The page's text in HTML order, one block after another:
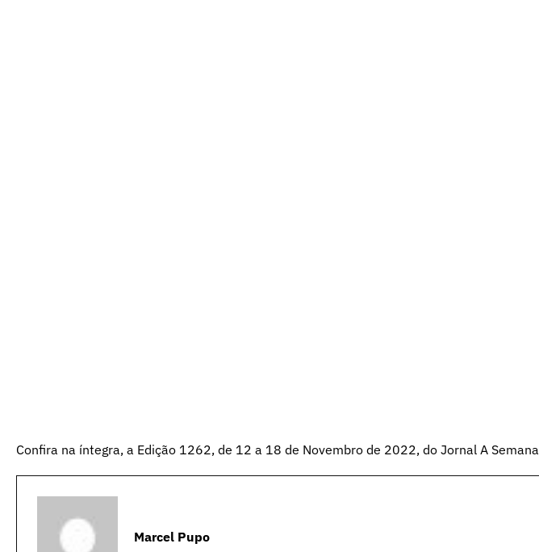
Confira na íntegra, a Edição 1262, de 12 a 18 de Novembro de 2022, do Jornal A Semana
Marcel Pupo